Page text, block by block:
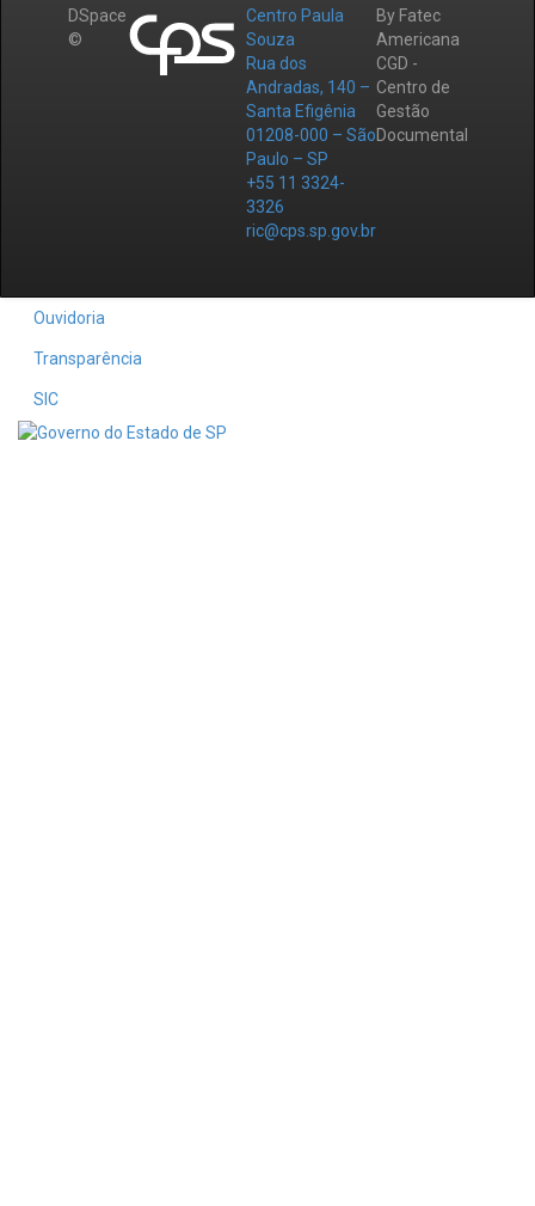
DSpace
©
Centro Paula
Souza
Rua dos
Andradas, 140 –
Santa Efigênia
01208-000 – São
Paulo – SP
+55 11 3324-
3326
ric@cps.sp.gov.br
By Fatec
Americana
CGD -
Centro de
Gestão
Documental
Ouvidoria
Transparência
SIC